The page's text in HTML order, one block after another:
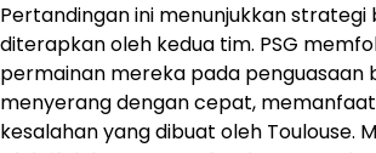
Pertandingan ini menunjukkan
diterapkan oleh kedua tim. PSG
permainan mereka pada penguasaan
menyerang dengan cepat,
kesalahan yang dibuat oleh Toulouse.